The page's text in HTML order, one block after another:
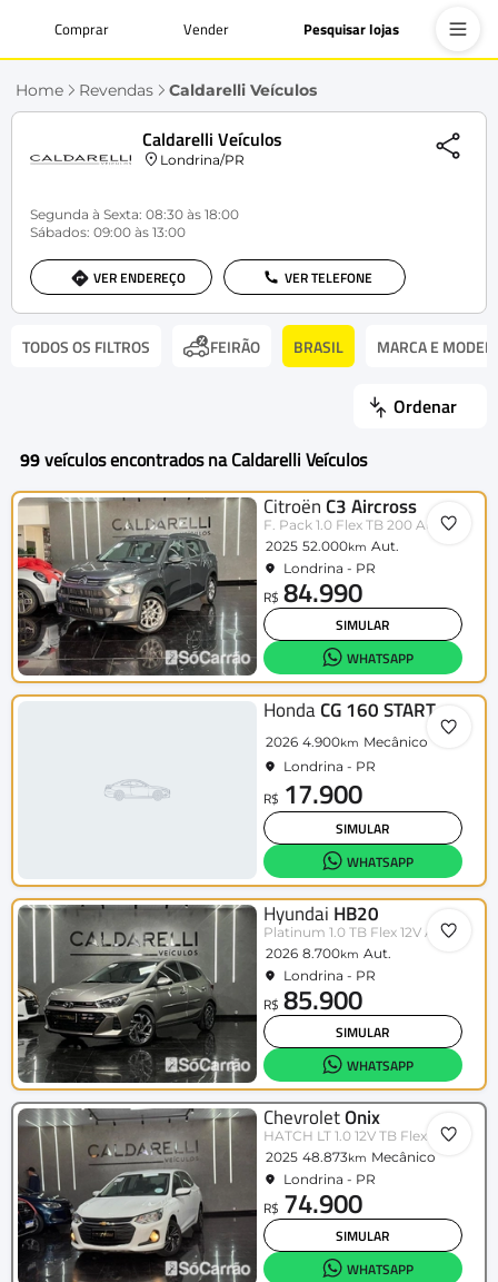
Comprar Vender Pesquisar lojas
Home Revendas Caldarelli Veículos
Caldarelli Veículos
Londrina/PR
Segunda à Sexta: 08:30 às 18:00
Sábados: 09:00 às 13:00
VER ENDEREÇO VER TELEFONE
TODOS OS FILTROS FEIRÃO BRASIL MARCA E
Ordenar
99veículos encontrados na Caldarelli Veículos
Citroën C3 Aircross
F. Pack 1.0 Flex TB 200 Aut.
2025 52.000km Aut.
Londrina - PR
R$ 84.990
SIMULAR
WHATSAPP
Honda CG 160 START
2026 4.900km Mecânico
Londrina - PR
R$ 17.900
SIMULAR
WHATSAPP
Hyundai HB20
Platinum 1.0 TB Flex 12V Aut.
2026 8.700km Aut.
Londrina - PR
R$ 85.900
SIMULAR
WHATSAPP
ChevroletOnix
HATCH LT 1.0 12V TB Flex 5p Mec.
2025 48.873km Mecânico
Londrina - PR
R$ 74.900
SIMULAR
WHATSAPP